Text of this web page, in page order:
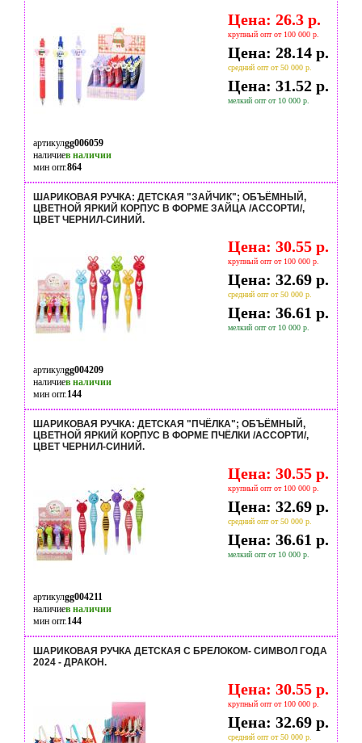
Цена: 26.3 р.
крупный опт от 100 000 р.
Цена: 28.14 р.
средний опт от 50 000 р.
Цена: 31.52 р.
мелкий опт от 10 000 р.
артикулgg006059
наличиев наличии
мин опт.864
ШАРИКОВАЯ РУЧКА: ДЕТСКАЯ "ЗАЙЧИК"; ОБЪЁМНЫЙ,
ЦВЕТНОЙ ЯРКИЙ КОРПУС В ФОРМЕ ЗАЙЦА /АССОРТИ/,
ЦВЕТ ЧЕРНИЛ-СИНИЙ.
Цена: 30.55 р.
крупный опт от 100 000 р.
Цена: 32.69 р.
средний опт от 50 000 р.
Цена: 36.61 р.
мелкий опт от 10 000 р.
артикулgg004209
наличиев наличии
мин опт.144
ШАРИКОВАЯ РУЧКА: ДЕТСКАЯ "ПЧЁЛКА"; ОБЪЁМНЫЙ,
ЦВЕТНОЙ ЯРКИЙ КОРПУС В ФОРМЕ ПЧЁЛКИ /АССОРТИ/,
ЦВЕТ ЧЕРНИЛ-СИНИЙ.
Цена: 30.55 р.
крупный опт от 100 000 р.
Цена: 32.69 р.
средний опт от 50 000 р.
Цена: 36.61 р.
мелкий опт от 10 000 р.
артикулgg004211
наличиев наличии
мин опт.144
ШАРИКОВАЯ РУЧКА ДЕТСКАЯ С БРЕЛОКОМ- СИМВОЛ ГОДА
2024 - ДРАКОН.
Цена: 30.55 р.
крупный опт от 100 000 р.
Цена: 32.69 р.
средний опт от 50 000 р.